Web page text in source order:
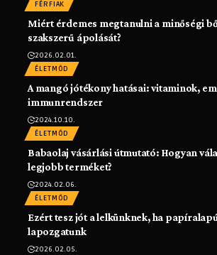
FÉRFIAK
Miért érdemes megtanulni a minőségi
szakszerű ápolását?
2026.02.01.
ÉLETMÓD
A mangó jótékony hatásai: vitaminok,
immunrendszer
2024.10.10.
ÉLETMÓD
Babaolaj vásárlási útmutató: Hogyan
legjobb terméket?
2024.02.06.
ÉLETMÓD
Ezért tesz jót a lelkünknek, ha
lapozgatunk
2026.02.05.